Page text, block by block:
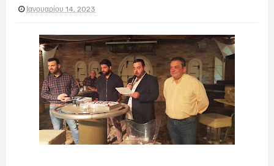
Ιανουαρίου 14, 2023